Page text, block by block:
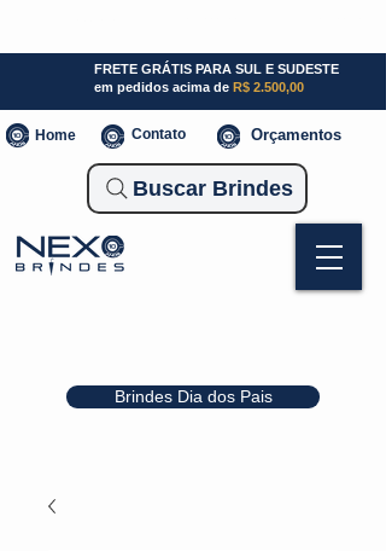
Brindes Dia dos Pais
FRETE GRÁTIS PARA SUL E SUDESTE
em pedidos acima de R$ 2.500,00
Home Contato Orçamentos
Buscar Brindes